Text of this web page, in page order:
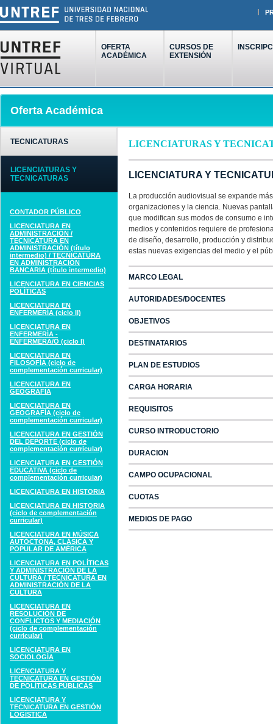
OFERTA
ACADÉMICA
CURSOS DE
EXTENSIÓN
Oferta Académica
TECNICATURAS
LICENCIATURAS Y
TECNICATURAS
CONTADOR PÚBLICO
LICENCIATURA EN
ADMINISTRACIÓN /
TECNICATURA EN
ADMINISTRACIÓN (título
intermedio) / TECNICATURA
EN ADMINISTRACIÓN
BANCARIA (título intermedio)
LICENCIATURA EN CIENCIAS
POLÍTICAS
LICENCIATURA EN
ENFERMERÍA (ciclo II)
LICENCIATURA EN
ENFERMERÍA -
ENFERMERA/O (ciclo I)
LICENCIATURA EN
FILOSOFÍA (ciclo de
complementación curricular)
LICENCIATURA EN
GEOGRAFÍA
LICENCIATURA EN
GEOGRAFÍA (ciclo de
complementación curricular)
LICENCIATURA EN GESTIÓN
DEL DEPORTE (ciclo de
complementación curricular)
LICENCIATURA EN GESTIÓN
EDUCATIVA (ciclo de
complementación curricular)
LICENCIATURA EN HISTORIA
LICENCIATURA EN HISTORIA
(ciclo de complementación
curricular)
LICENCIATURA EN MÚSICA
AUTÓCTONA, CLÁSICA Y
POPULAR DE AMÉRICA
LICENCIATURA EN POLÍTICAS
Y ADMINISTRACIÓN DE LA
CULTURA / TECNICATURA EN
ADMINISTRACIÓN DE LA
CULTURA
LICENCIATURA EN
RESOLUCIÓN DE
CONFLICTOS Y MEDIACIÓN
(ciclo de complementación
curricular)
LICENCIATURA EN
SOCIOLOGÍA
LICENCIATURA Y
TECNICATURA EN GESTIÓN
DE POLÍTICAS PÚBLICAS
LICENCIATURA Y
TECNICATURA EN GESTIÓN
LOGÍSTICA
LICENCIATURAS Y
LICENCIATURA Y
La producción audiovisual se expande
organizaciones y la ciencia. Nuevas
que modifican sus modos de consumo e
medios y contenidos requiere de
de diseño, desarrollo, producción y
estas nuevas exigencias del medio y el
MARCO LEGAL
AUTORIDADES/DOCENTES
OBJETIVOS
DESTINATARIOS
PLAN DE ESTUDIOS
CARGA HORARIA
REQUISITOS
CURSO INTRODUCTORIO
DURACION
CAMPO OCUPACIONAL
CUOTAS
MEDIOS DE PAGO